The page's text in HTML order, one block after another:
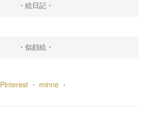
・絵日記・
・似顔絵・
Pinterest・ minne・